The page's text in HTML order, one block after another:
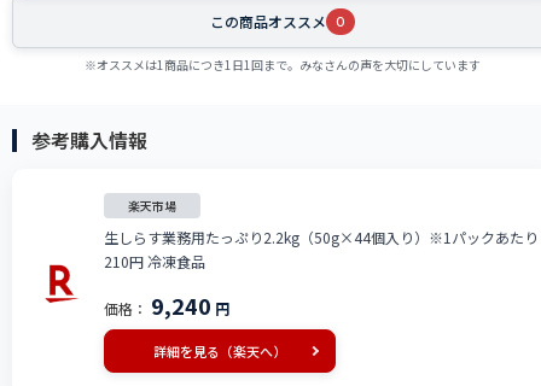
この商品オススメ 0
※オススメは1商品につき1日1回まで。みなさんの声を大切にしています
参考購入情報
楽天市場
生しらす業務用たっぷり2.2kg（50g×44個入り）※1パックあたり
210円 冷凍食品
価格： 9,240 円
詳細を見る（楽天へ）